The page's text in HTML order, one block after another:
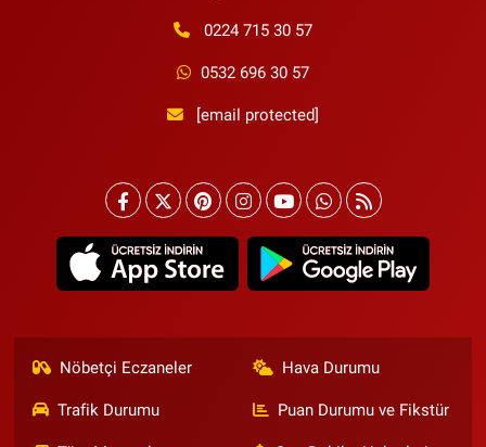
0224 715 30 57
0532 696 30 57
[email protected]
Nöbetçi Eczaneler Hava Durumu
Trafik Durumu Puan Durumu ve Fikstür